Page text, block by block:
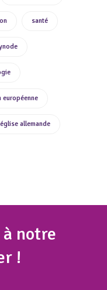
santé
européenne
église allemande
notre
!